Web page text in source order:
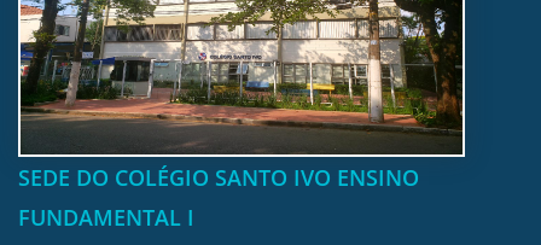
SEDE DO COLÉGIO SANTO IVO ENSINO
FUNDAMENTAL I